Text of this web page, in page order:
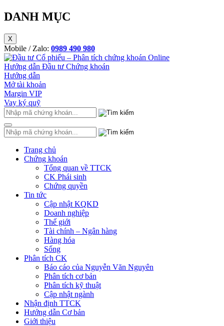
DANH MỤC
X
Mobile / Zalo: 0989 490 980
Hướng dẫn Đầu tư Chứng khoán
Hướng dẫn
Mở tài khoản
Margin VIP
Vay ký quỹ
Trang chủ
Chứng khoán
Tổng quan về TTCK
CK Phái sinh
Chứng quyền
Tin tức
Cập nhật KQKD
Doanh nghiệp
Thế giới
Tài chính – Ngân hàng
Hàng hóa
Sống
Phân tích CK
Báo cáo của Nguyễn Văn Nguyên
Phân tích cơ bản
Phân tích kỹ thuật
Cập nhật ngành
Nhận định TTCK
Hướng dẫn Cơ bản
Giới thiệu